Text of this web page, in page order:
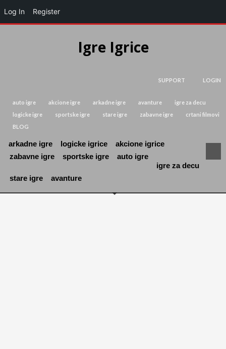
Igre Igrice
LOGIN
SUPPORT
auto igre akcione igre arkadne igre avanture
igre za decu
logicke igre
sportske igre stare igre zabavne igre
crtani filmovi
BLOG
arkadne igre logicke igrice
akcione igrice
zabavne igre
sportske igre
auto igre
igre za decu
stare igre
avanture
Log In Register